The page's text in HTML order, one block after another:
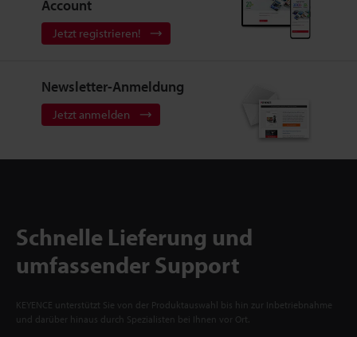
Account
Jetzt registrieren!
Newsletter-Anmeldung
Jetzt anmelden
Schnelle Lieferung und
umfassender Support
KEYENCE unterstützt Sie von der Produktauswahl bis hin zur Inbetriebnahme
und darüber hinaus durch Spezialisten bei Ihnen vor Ort.